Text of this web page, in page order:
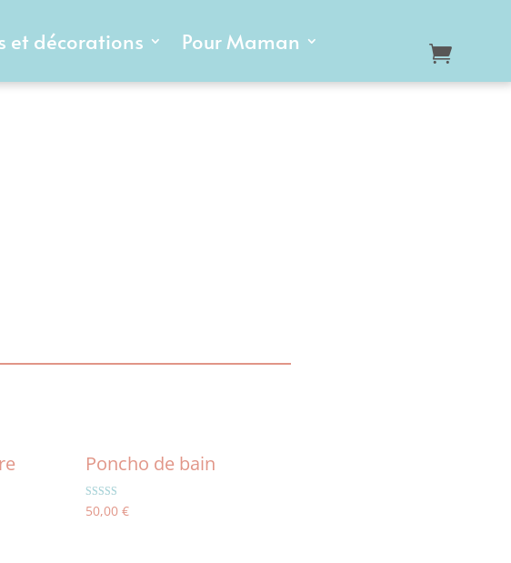
et décorations
Pour Maman
Poncho de bain
Note
5.00
50,00€